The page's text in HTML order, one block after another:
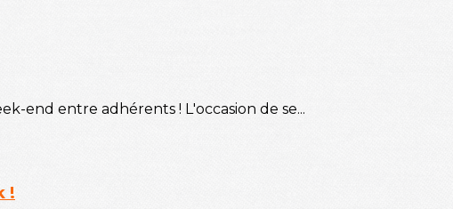
end entre adhérents ! L'occasion de se...
!